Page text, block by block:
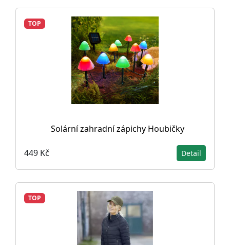
TOP
Solární zahradní zápichy Houbičky
449 Kč Detail
TOP